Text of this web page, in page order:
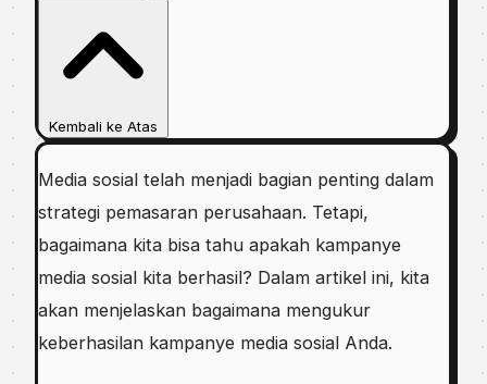
Kembali ke Atas
Media sosial telah menjadi bagian penting dalam
strategi pemasaran perusahaan. Tetapi,
bagaimana kita bisa tahu apakah kampanye
media sosial kita berhasil? Dalam artikel ini, kita
akan menjelaskan bagaimana mengukur
keberhasilan kampanye media sosial Anda.